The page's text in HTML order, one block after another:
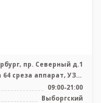
пр. Северный д.1
среза аппарат, УЗИ,
рентген
09:00-21:00
Выборгский